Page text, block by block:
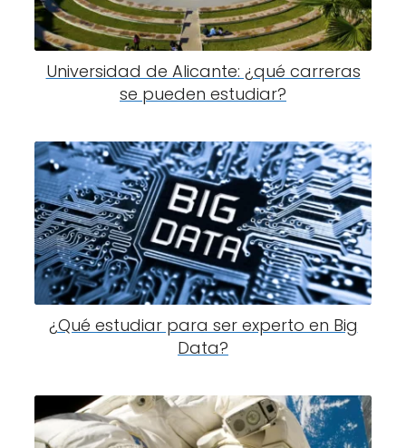
Universidad de Alicante: ¿qué carreras
se pueden estudiar?
¿Qué estudiar para ser experto en Big
Data?